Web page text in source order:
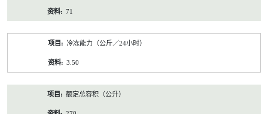
71
冷冻能力（公斤／24小时）
3.50
额定总容积（公升）